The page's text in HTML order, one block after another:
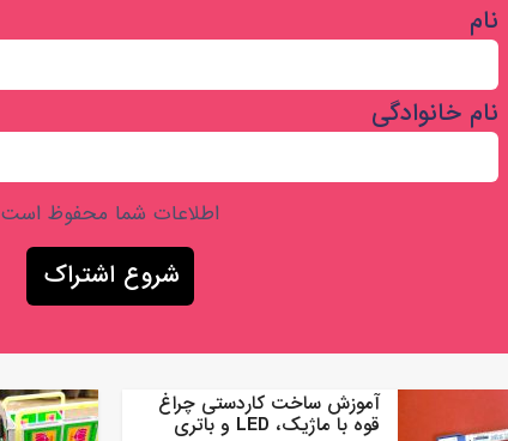
نام
نام خانوادگی
اطلاعات شما محفوظ است
آموزش ساخت کاردستی چراغ
قوه با ماژیک، LED و باتری